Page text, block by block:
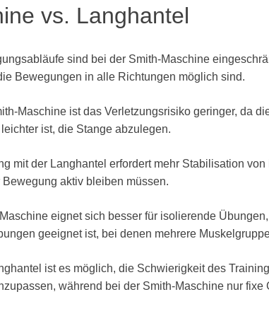
vs. Langhantel
sind bei der Smith-Maschine
Bewegungen in alle Richtungen möglich sind.
Maschine ist das Verletzungsrisiko geringer, da
ist, die Stange abzulegen.
mit der Langhantel erfordert mehr Stabilisation
aktiv bleiben müssen.
eignet sich besser für isolierende
geeignet ist, bei denen mehrere
ist es möglich, die Schwierigkeit des
während bei der Smith-Maschine nur fixe